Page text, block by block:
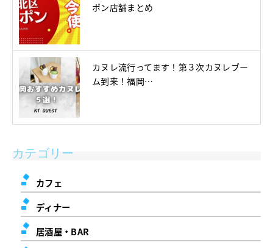
ポン店舗まとめ
カヌレ流行ってます！第３次カヌレブー
ム到来！福岡…
カテゴリー
カフェ
ディナー
居酒屋・BAR